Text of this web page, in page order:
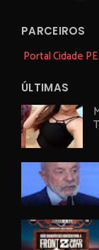
PARCEIROS
Portal Cidade
ÚLTIMAS